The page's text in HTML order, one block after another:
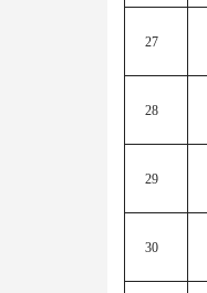
27
28
29
30